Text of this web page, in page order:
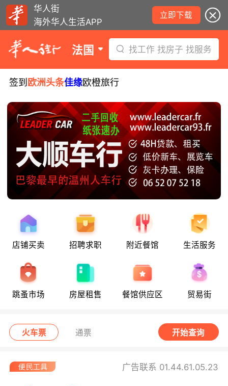
华人街
海外华人生活APP
立即下载
法国 找工作 找房子 找服务
签到 欧洲头条佳缘欧橙旅行
店铺买卖 招聘求职 附近餐馆 生活服务
跳蚤市场 房屋租售 餐馆供应区 贸易街
火车票 通票 开始查询
广告联系 01.44.61.05.23